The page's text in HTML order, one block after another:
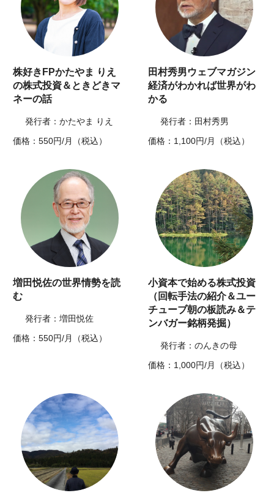
株好きFPかたやま りえ
の株式投資＆ときどきマ
ネーの話
発行者：かたやま りえ
価格：550円/月（税込）
田村秀男ウェブマガジン
経済がわかれば世界がわ
かる
発行者：田村秀男
価格：1,100円/月（税込）
増田悦佐の世界情勢を読
む
発行者：増田悦佐
価格：550円/月（税込）
小資本で始める株式投資
（回転手法の紹介＆ユー
チューブ朝の板読み＆テ
ンバガー銘柄発掘）
発行者：のんきの母
価格：1,000円/月（税込）